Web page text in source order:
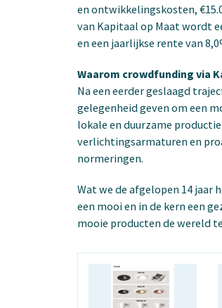
en ontwikkelingskosten,
van Kapitaal op Maat wordt
en een jaarlijkse rente van
Waarom crowdfunding via
Na een eerder geslaagd
gelegenheid geven om een
lokale en duurzame
verlichtingsarmaturen en
normeringen.
Wat we de afgelopen 14 jaar
een mooi en in de kern een
mooie producten de wereld